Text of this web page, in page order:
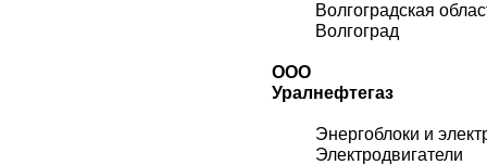
Волгоградская
Волгоград
ООО
Уралнефтегаз
Энергоблоки и
Электродвигатели